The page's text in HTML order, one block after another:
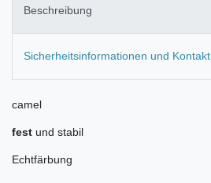
Beschreibung
Sicherheitsinformationen und Kontakt
camel
fest und stabil
Echtfärbung